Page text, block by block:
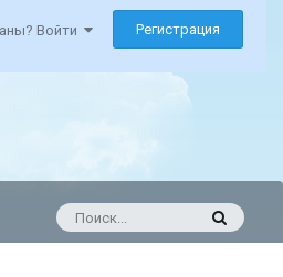
Войти Регистрация